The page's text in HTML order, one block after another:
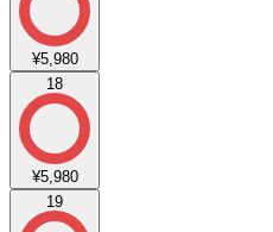
¥5,980
18
¥5,980
19